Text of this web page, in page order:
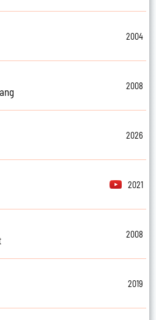
2004
2008
2026
2021
2008
2019